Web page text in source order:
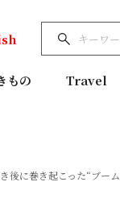
もの Travel
後に巻き起こった“ブ